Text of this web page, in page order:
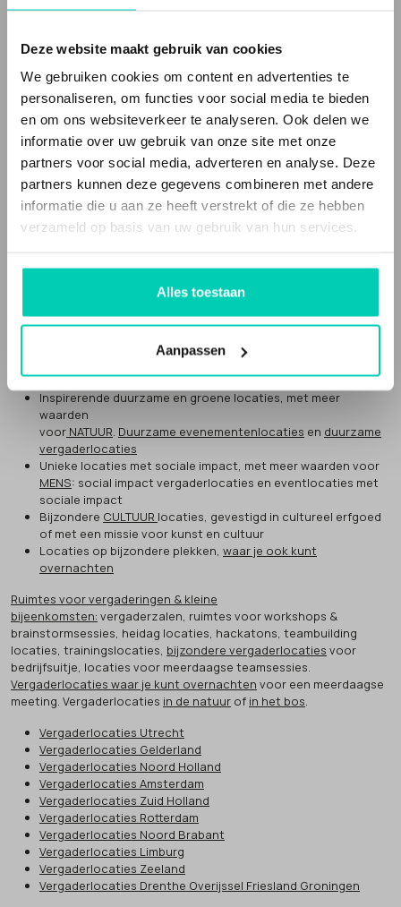
Deze website maakt gebruik van cookies
We gebruiken cookies om content en advertenties te
personaliseren, om functies voor social media te bieden
en om ons websiteverkeer te analyseren. Ook delen we
informatie over uw gebruik van onze site met onze
partners voor social media, adverteren en analyse. Deze
partners kunnen deze gegevens combineren met andere
informatie die u aan ze heeft verstrekt of die ze hebben
verzameld op basis van uw gebruik van hun services.
Alles toestaan
Aanpassen
hebben we een aantalcriteriaopgesteld. We komen altijd zelf
Heb je interesse om een Locatie met Meerwaarde(n) te worden,
stuur ons dan een mailtje.
Heb je nog vragen? Het antwoord vind je vast op onzepagina
'veelgestelde vragen'
WIJ WERKEN SAMEN MET:
Future Up
Eventbranche.nl
Uitjes.nl
WAT KUN JE BIJ ONS VINDEN?
Inspirerende duurzame en groene locaties, met meer
waarden
voor NATUUR. Duurzame evenementenlocaties en duurzame
vergaderlocaties
Unieke locaties met sociale impact, met meer waarden voor
MENS: social impact vergaderlocaties en eventlocaties met
sociale impact
Bijzondere CULTUUR locaties, gevestigd in cultureel erfgoed
of met een missie voor kunst en cultuur
Locaties op bijzondere plekken, waar je ook kunt
overnachten
Ruimtes voor vergaderingen & kleine
bijeenkomsten: vergaderzalen, ruimtes voor workshops &
brainstormsessies, heidag locaties, hackatons, teambuilding
locaties, trainingslocaties, bijzondere vergaderlocaties voor
bedrijfsuitje, locaties voor meerdaagse teamsessies.
Vergaderlocaties waar je kunt overnachten voor een meerdaagse
meeting. Vergaderlocaties in de natuur of in het bos.
Vergaderlocaties Utrecht
Vergaderlocaties Gelderland
Vergaderlocaties Noord Holland
Vergaderlocaties Amsterdam
Vergaderlocaties Zuid Holland
Vergaderlocaties Rotterdam
Vergaderlocaties Noord Brabant
Vergaderlocaties Limburg
Vergaderlocaties Zeeland
Vergaderlocaties Drenthe Overijssel Friesland Groningen